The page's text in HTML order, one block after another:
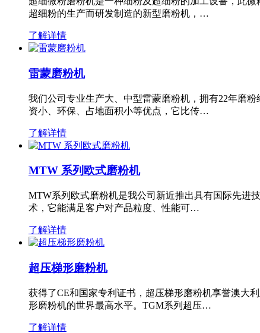
超细粉的生产而研发制造的新型磨粉机，…
了解详情
雷蒙磨粉机
我们公司专业生产大、中型雷蒙磨粉机，拥有22年磨
资小、环保、占地面积小等优点，它比传…
了解详情
MTW 系列欧式磨粉机
MTW系列欧式磨粉机是我公司新近推出具有国际先进
术，它能满足客户对产品粒度、性能可…
了解详情
超压梯形磨粉机
获得了CE和国家专利证书，超压梯形磨粉机享誉澳大
形磨粉机的世界最高水平。TGM系列超压…
了解详情